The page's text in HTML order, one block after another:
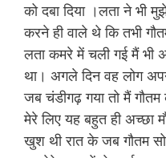
को दबा दिया ।लता ने भी
करने ही वाले थे कि तभी
लता कमरे में चली गई मैं भी
था। अगले दिन वह लोग
जब चंडीगढ़ गया तो मैं
मेरे लिए यह बहुत ही अच्छा
खुश थी रात के जब गौतम